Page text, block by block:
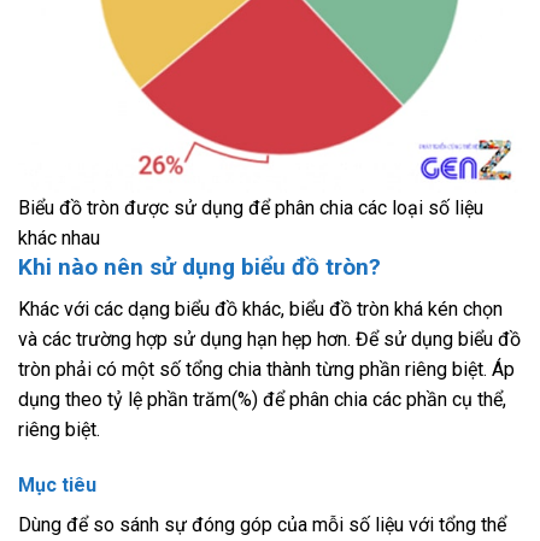
Biểu đồ tròn được sử dụng để phân chia các loại số liệu
khác nhau
Khi nào nên sử dụng biểu đồ tròn?
Khác với các dạng biểu đồ khác, biểu đồ tròn khá kén chọn
và các trường hợp sử dụng hạn hẹp hơn. Để sử dụng biểu đồ
tròn phải có một số tổng chia thành từng phần riêng biệt. Áp
dụng theo tỷ lệ phần trăm(%) để phân chia các phần cụ thể,
riêng biệt.
Mục tiêu
Dùng để so sánh sự đóng góp của mỗi số liệu với tổng thể